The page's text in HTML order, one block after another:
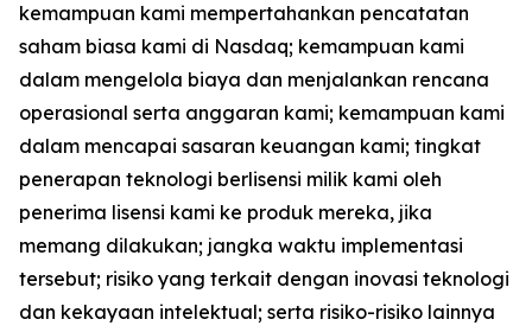
kemampuan kami mempertahankan pencatatan
saham biasa kami di Nasdaq; kemampuan kami
dalam mengelola biaya dan menjalankan rencana
operasional serta anggaran kami; kemampuan kami
dalam mencapai sasaran keuangan kami; tingkat
penerapan teknologi berlisensi milik kami oleh
penerima lisensi kami ke produk mereka, jika
memang dilakukan; jangka waktu implementasi
tersebut; risiko yang terkait dengan inovasi teknologi
dan kekayaan intelektual; serta risiko-risiko lainnya